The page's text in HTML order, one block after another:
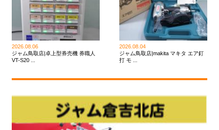
2026.08.06
ジャム鳥取店|卓上型券売機 券職人
VT-S20 ...
2026.08.04
ジャム鳥取店|makita マキタ エア釘
打 モ ...